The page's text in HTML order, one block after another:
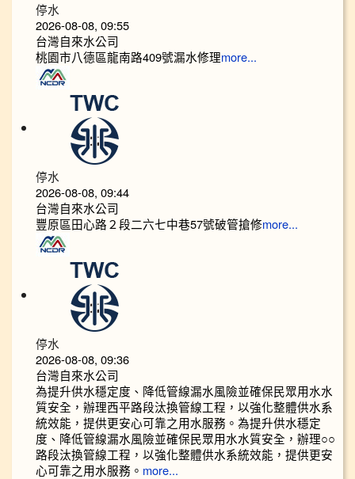
停水
2026-08-08, 09:55
台灣自來水公司
桃園市八德區龍南路409號漏水修理more...
停水
2026-08-08, 09:44
台灣自來水公司
豐原區田心路２段二六七中巷57號破管搶修more...
停水
2026-08-08, 09:36
台灣自來水公司
為提升供水穩定度、降低管線漏水風險並確保民眾用水水
質安全，辦理西平路段汰換管線工程，以強化整體供水系
統效能，提供更安心可靠之用水服務。為提升供水穩定
度、降低管線漏水風險並確保民眾用水水質安全，辦理○○
路段汰換管線工程，以強化整體供水系統效能，提供更安
心可靠之用水服務。 more...